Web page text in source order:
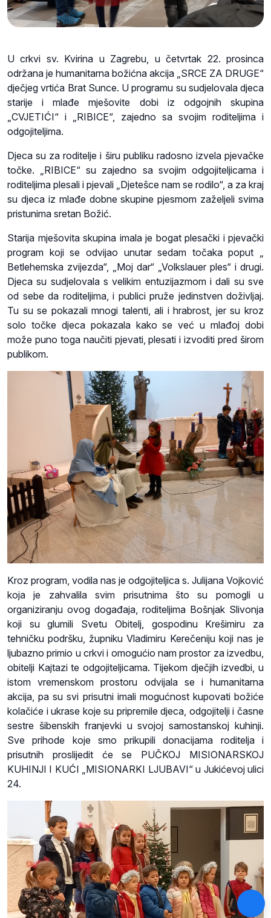
U crkvi sv. Kvirina u Zagrebu, u četvrtak 22. prosinca
održana je humanitarna božićna akcija „SRCE ZA DRUGE“
dječjeg vrtića Brat Sunce. U programu su sudjelovala djeca
starije i mlađe mješovite dobi iz odgojnih skupina
„CVJETIĆI“ i „RIBICE“, zajedno sa svojim roditeljima i
odgojiteljima.
Djeca su za roditelje i širu publiku radosno izvela pjevačke
točke. „RIBICE“ su zajedno sa svojim odgojiteljicama i
roditeljima plesali i pjevali „Djetešce nam se rodilo“, a za kraj
su djeca iz mlađe dobne skupine pjesmom zaželjeli svima
pristunima sretan Božić.
Starija mješovita skupina imala je bogat plesački i pjevački
program koji se odvijao unutar sedam točaka poput „
Betlehemska zvijezda“, „Moj dar“ „Volkslauer ples“ i drugi.
Djeca su sudjelovala s velikim entuzijazmom i dali su sve
od sebe da roditeljima, i publici pruže jedinstven doživljaj.
Tu su se pokazali mnogi talenti, ali i hrabrost, jer su kroz
solo točke djeca pokazala kako se već u mlađoj dobi
može puno toga naučiti pjevati, plesati i izvoditi pred širom
publikom.
Kroz program, vodila nas je odgojiteljica s. Julijana Vojković
koja je zahvalila svim prisutnima što su pomogli u
organiziranju ovog događaja, roditeljima Bošnjak Slivonja
koji su glumili Svetu Obitelj, gospodinu Krešimiru za
tehničku podršku, župniku Vladimiru Kerečeniju koji nas je
ljubazno primio u crkvi i omogućio nam prostor za izvedbu,
obitelji Kajtazi te odgojiteljicama. Tijekom dječjih izvedbi, u
istom vremenskom prostoru odvijala se i humanitarna
akcija, pa su svi prisutni imali mogućnost kupovati božiće
kolačiće i ukrase koje su pripremile djeca, odgojitelji i časne
sestre šibenskih franjevki u svojoj samostanskoj kuhinji.
Sve prihode koje smo prikupili donacijama roditelja i
prisutnih proslijedit će se PUČKOJ MISIONARSKOJ
KUHINJI I KUĆI „MISIONARKI LJUBAVI“ u Jukićevoj ulici
24.